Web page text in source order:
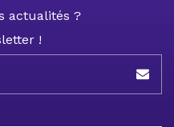
actualités ?
!